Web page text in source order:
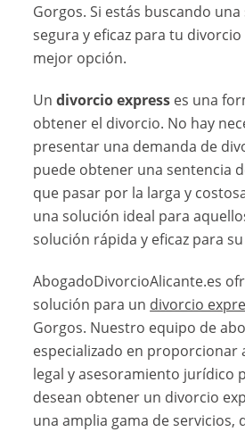
Gorgos. Si estás buscando
segura y eficaz para tu
mejor opción.
Undivorcio express es una
obtener el divorcio. No hay
presentar una demanda de
puede obtener una sentencia
que pasar por la larga y
una solución ideal para
solución rápida y eficaz para
AbogadoDivorcioAlicante.es
solución para un divorcio
Gorgos. Nuestro equipo de
especializado en proporcionar
legal y asesoramiento jurídico
desean obtener un divorcio
una amplia gama de servicios,